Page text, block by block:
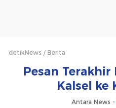
detikNews Berita
Pesan
Kalsel ke
Antara News -